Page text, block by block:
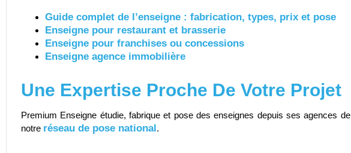
Guide complet de l’enseigne : fabrication, types, prix et pose
Enseigne pour restaurant et brasserie
Enseigne pour franchises ou concessions
Enseigne agence immobilière
Une Expertise Proche De Votre Projet
Premium Enseigne étudie, fabrique et pose des enseignes depuis ses agences de
notre réseau de pose national.